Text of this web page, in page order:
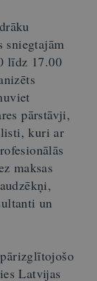
sniegtajām
līdz 17.00
pārstāvji,
kuri ar
maksas
un
Latvijas